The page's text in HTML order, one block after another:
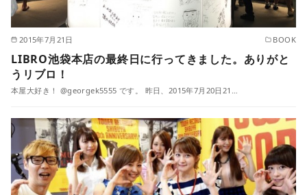
2015年7月21日 BOOK
LIBRO池袋本店の最終日に行ってきました。ありがと
うリブロ！
本屋大好き！ @georgek5555 です。 昨日、2015年7月20日21…